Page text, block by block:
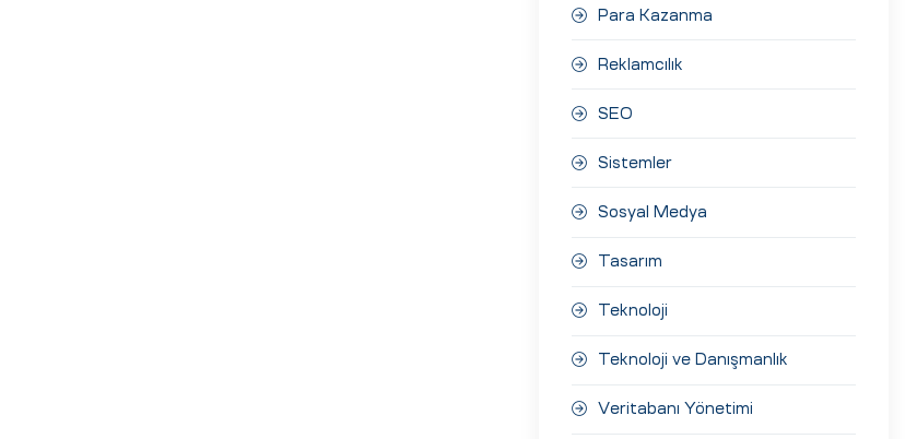
Para Kazanma
Reklamcılık
SEO
Sistemler
Sosyal Medya
Tasarım
Teknoloji
Teknoloji ve Danışmanlık
Veritabanı Yönetimi